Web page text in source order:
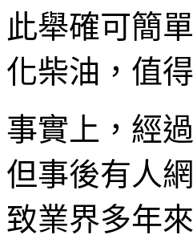
此舉確可簡
化柴油，值
事實上，經
但事後有人
致業界多年